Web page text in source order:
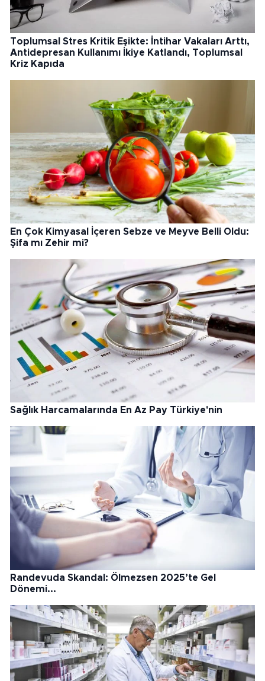
Toplumsal Stres Kritik Eşikte: İntihar Vakaları Arttı,
Antidepresan Kullanımı İkiye Katlandı, Toplumsal
Kriz Kapıda
En Çok Kimyasal İçeren Sebze ve Meyve Belli Oldu:
Şifa mı Zehir mi?
Sağlık Harcamalarında En Az Pay Türkiye'nin
Randevuda Skandal: Ölmezsen 2025’te Gel
Dönemi...